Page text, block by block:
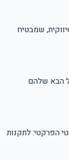
שמבטיח
הבא שלהם
הפרקטי: לתקנות